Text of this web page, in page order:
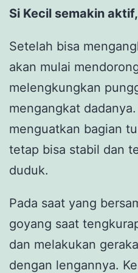
Si Kecil semakin
Setelah bisa
akan mulai
melengkungkan
mengangkat
menguatkan bagian
tetap bisa stabil dan
duduk.
Pada saat yang
goyang saat
dan melakukan
dengan lengannya.